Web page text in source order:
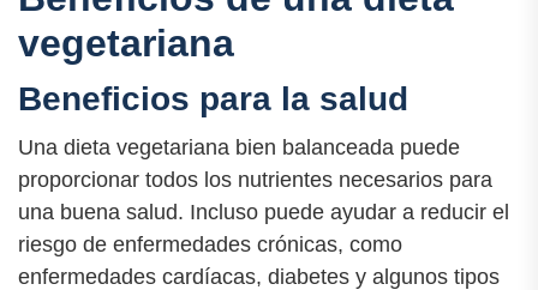
vegetariana
Beneficios para la salud
Una dieta vegetariana bien balanceada puede
proporcionar todos los nutrientes necesarios para
una buena salud. Incluso puede ayudar a reducir el
riesgo de enfermedades crónicas, como
enfermedades cardíacas, diabetes y algunos tipos